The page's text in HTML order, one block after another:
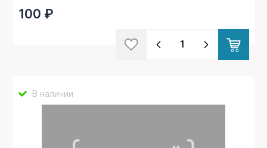
100 ₽
В наличии